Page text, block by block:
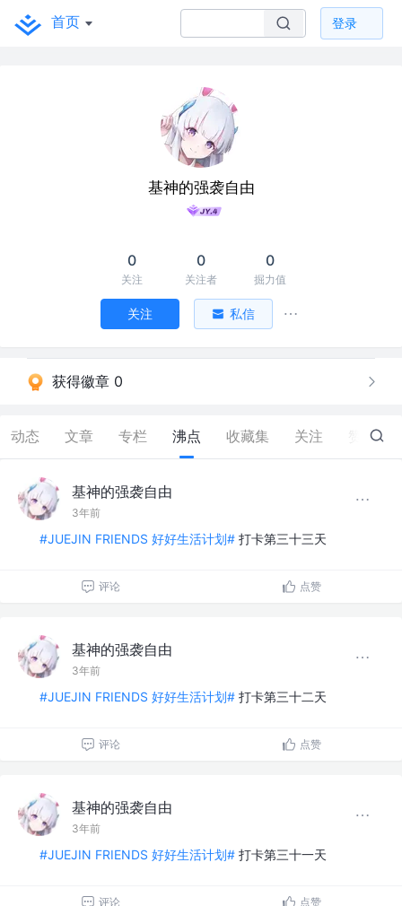
首页 登录
基神的强袭自由
0
关注
0
关注者
0
掘力值
关注 私信
获得徽章 0
动态 文章 专栏 沸点 收藏集 关注 0
基神的强袭自由
3年前
#JUEJIN FRIENDS 好好生活计划# 打卡第三十三天
评论 点赞
基神的强袭自由
3年前
#JUEJIN FRIENDS 好好生活计划# 打卡第三十二天
评论 点赞
基神的强袭自由
3年前
#JUEJIN FRIENDS 好好生活计划# 打卡第三十一天
评论 点赞